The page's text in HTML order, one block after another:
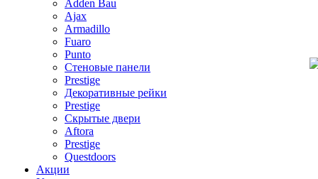
Adden Bau
Ajax
Armadillo
Fuaro
Punto
Стеновые панели
Prestige
Декоративные рейки
Prestige
Скрытые двери
Aftora
Prestige
Questdoors
Акции